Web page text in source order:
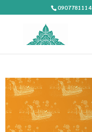
0907781114